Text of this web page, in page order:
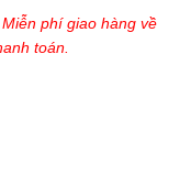
phí giao hàng về
toán.